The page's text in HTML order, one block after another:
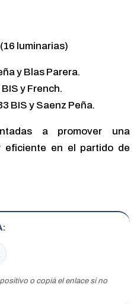
luminarias)
y Blas Parera.
y French.
BIS y Saenz Peña.
a promover una
eficiente en el partido de
o copiá el enlace si no